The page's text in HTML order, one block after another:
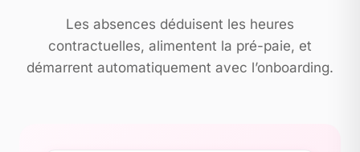
Les absences déduisent les heures
contractuelles, alimentent la pré-paie, et
démarrent automatiquement avec l’onboarding.